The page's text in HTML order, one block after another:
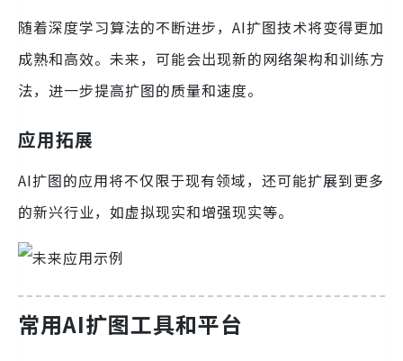
随着深度学习算法的不断进步，AI扩图技术将变得更加
成熟和高效。未来，可能会出现新的网络架构和训练方
法，进一步提高扩图的质量和速度。
应用拓展
AI扩图的应用将不仅限于现有领域，还可能扩展到更多
的新兴行业，如虚拟现实和增强现实等。
常用AI扩图工具和平台